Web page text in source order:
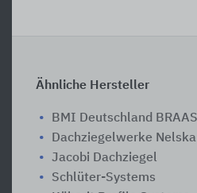
Ähnliche Hersteller
BMI Deutschland BRAAS
Dachziegelwerke
Jacobi Dachziegel
Schlüter-Systems